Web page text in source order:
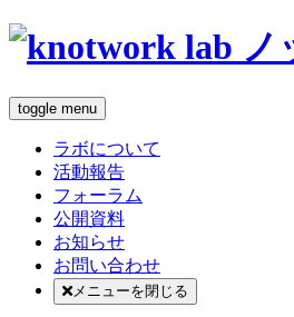
toggle menu
ラボについて
活動報告
フォーラム
公開資料
お知らせ
お問い合わせ
メニューを閉じる